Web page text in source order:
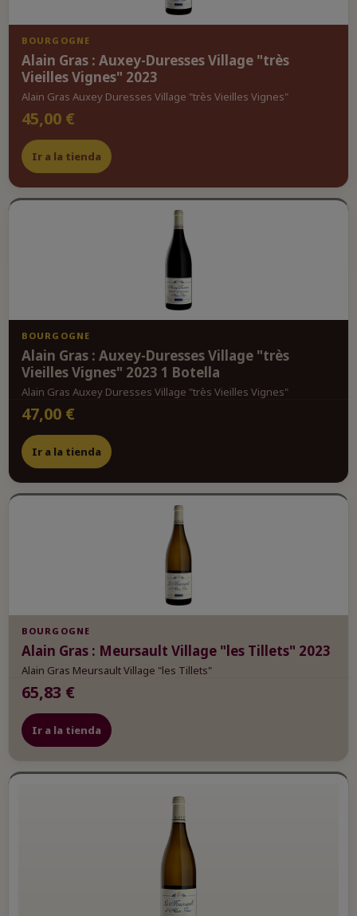
BOURGOGNE
Alain Gras : Auxey-Duresses Village "très
Vieilles Vignes" 2023
Alain Gras Auxey Duresses Village "très Vieilles Vignes"
45,00 €
Ir a la tienda
BOURGOGNE
Alain Gras : Auxey-Duresses Village "très
Vieilles Vignes" 2023 1 Botella
Alain Gras Auxey Duresses Village "très Vieilles Vignes"
47,00 €
Ir a la tienda
BOURGOGNE
Alain Gras : Meursault Village "les Tillets" 2023
Alain Gras Meursault Village "les Tillets"
65,83 €
Ir a la tienda